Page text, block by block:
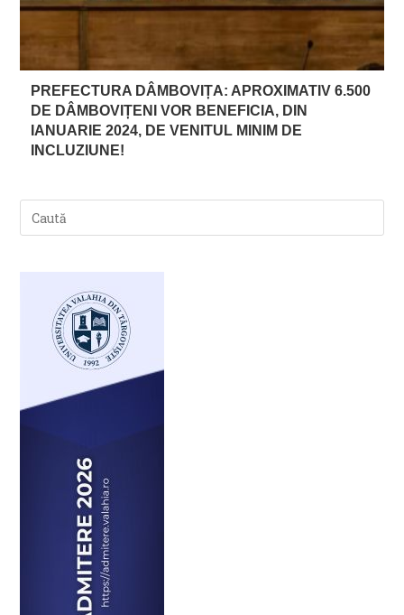
PREFECTURA DÂMBOVIȚA: APROXIMATIV 6.500
DE DÂMBOVIȚENI VOR BENEFICIA, DIN
IANUARIE 2024, DE VENITUL MINIM DE
INCLUZIUNE!